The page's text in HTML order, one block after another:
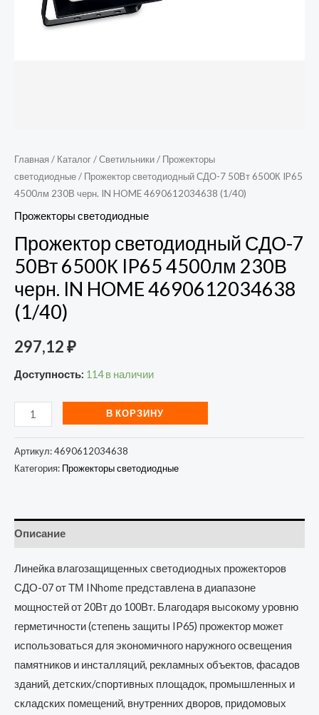
Главная / Каталог/Светильники/ Прожекторы
светодиодные/ Прожектор светодиодный СДО-7 50Вт 6500К IP65
4500лм 230В черн. IN HOME 4690612034638 (1/40)
Прожекторы светодиодные
Прожектор светодиодный СДО-7
50Вт 6500К IP65 4500лм 230В
черн. IN HOME 4690612034638
(1/40)
297,12₽
Доступность: 114 в наличии
HOME
4690612034638
В КОРЗИНУ
Артикул:4690612034638
Категория: Прожекторы светодиодные
Описание
Линейка влагозащищенных светодиодных прожекторов
СДО-07 от ТМ INhome представлена в диапазоне
мощностей от 20Вт до 100Вт. Благодаря высокому уровню
герметичности (степень защиты IP65) прожектор может
использоваться для экономичного наружного освещения
памятников и инсталляций, рекламных объектов, фасадов
зданий, детских/спортивных площадок, промышленных и
складских помещений, внутренних дворов, придомовых